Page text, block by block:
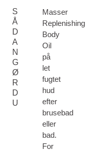
S
Å
D
A
N
G
Ø
R
D
U
Masser
Replenishing
Body
Oil
på
let
fugtet
hud
efter
brusebad
eller
bad.
For